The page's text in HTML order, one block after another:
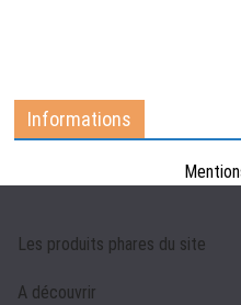
Informations
Les produits phares du site
A découvrir